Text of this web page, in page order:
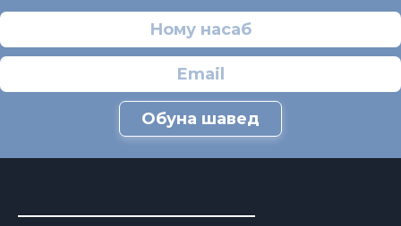
Обуна шавед